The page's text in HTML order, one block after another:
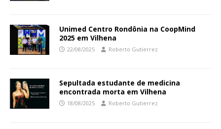
Unimed Centro Rondônia na CoopMind
2025 em Vilhena
22/08/2025 Roberto Gutierrez
Sepultada estudante de medicina
encontrada morta em Vilhena
18/08/2025 Roberto Gutierrez